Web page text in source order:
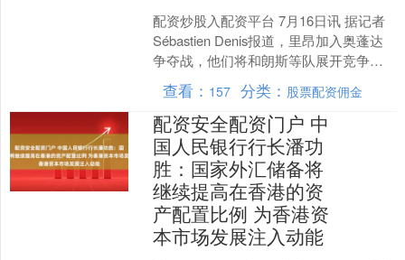
配资炒股入配资平台 7月16日讯 据记者
Sébastien Denis报道，里昂加入奥蓬达
争夺战，他们将和朗斯等队展开竞争。
恩德里克回归皇马后，里昂将比利时前
锋....
查看： 157 分类： 股票配资佣金
配资安全配资门户 中
国人民银行行长潘功
胜：国家外汇储备将
继续提高在香港的资
产配置比例 为香港资
本市场发展注入动能